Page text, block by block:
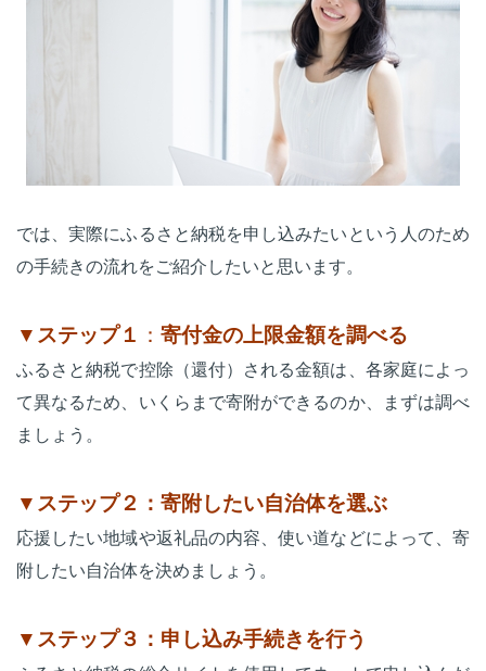
では、実際にふるさと納税を申し込みたいという人のため
の手続きの流れをご紹介したいと思います。
▼ ステップ１ ： 寄付金の上限金額を調べる
ふるさと納税で控除（還付）される金額は、各家庭によっ
て異なるため、いくらまで寄附ができるのか、まずは調べ
ましょう。
▼ステップ２：寄附したい自治体を選ぶ
応援したい地域や返礼品の内容、使い道などによって、寄
附したい自治体を決めましょう。
▼ステップ３：申し込み手続きを行う